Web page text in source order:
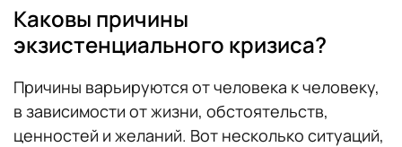
Каковы причины
экзистенциального кризиса?
Причины варьируются от человека к человеку,
в зависимости от жизни, обстоятельств,
ценностей и желаний. Вот несколько ситуаций,